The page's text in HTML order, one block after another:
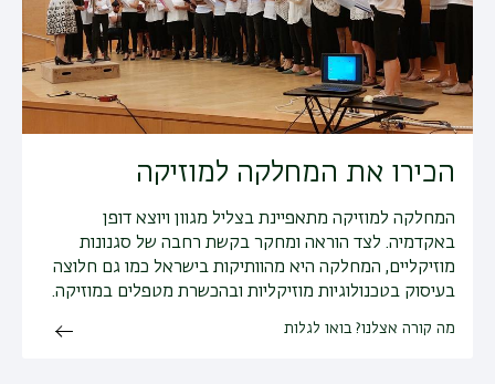
הכירו את המחלקה למוזיקה
המחלקה למוזיקה מתאפיינת בצליל מגוון ויוצא דופן
באקדמיה. לצד הוראה ומחקר בקשת רחבה של סגנונות
מוזיקליים, המחלקה היא מהוותיקות בישראל כמו גם חלוצה
בעיסוק בטכנולוגיות מוזיקליות ובהכשרת מטפלים במוזיקה.
מה קורה אצלנו? בואו לגלות